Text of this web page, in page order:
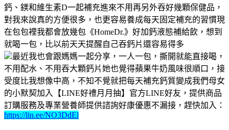
鈣、鎂和維生素D一起補充進來不用再另外吞好幾顆保健品，
對我來說真的方便很多，也更容易養成每天固定補充的習慣現
在包包裡我都會放幾包《HomeDr.》好加鈣液態補給飲，想到
就喝一包，比以前天天提醒自己吞鈣片還容易得多
最近我也會跟媽媽一起分享，一人一包，撕開就能直接喝，
不用配水、不用吞大顆鈣片她也覺得蘋果牛奶風味很順口，接
受度比我想像中高，不知不覺就把每天補充鈣質變成我們母女
的小默契加入【LINE好禮月月抽】官方LINE好友，提供商品
訂購服務及專業營養師提供諮詢好康優惠不漏接，趕快加入：
https://lin.ee/NO3DdEl